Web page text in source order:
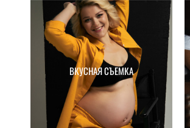
ВКУСНАЯ СЪЕМКА